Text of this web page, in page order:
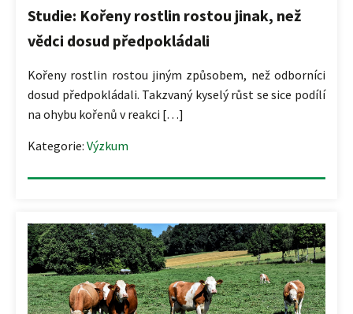
Studie: Kořeny rostlin rostou jinak, než
vědci dosud předpokládali
Kořeny rostlin rostou jiným způsobem, než odborníci
dosud předpokládali. Takzvaný kyselý růst se sice podílí
na ohybu kořenů v reakci […]
Kategorie: Výzkum